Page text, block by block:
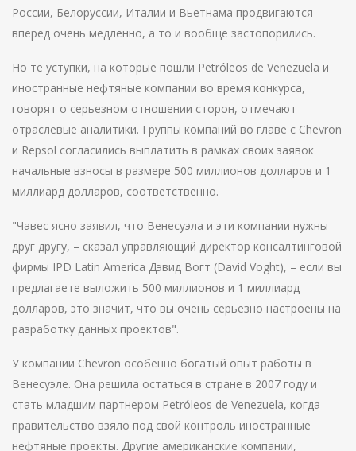
России, Белоруссии, Италии и Вьетнама продвигаются
вперед очень медленно, а то и вообще застопорились.
Но те уступки, на которые пошли Petróleos de Venezuela и
иностранные нефтяные компании во время конкурса,
говорят о серьезном отношении сторон, отмечают
отраслевые аналитики. Группы компаний во главе с Chevron
и Repsol согласились выплатить в рамках своих заявок
начальные взносы в размере 500 миллионов долларов и 1
миллиард долларов, соответственно.
"Чавес ясно заявил, что Венесуэла и эти компании нужны
друг другу, – сказал управляющий директор консалтинговой
фирмы IPD Latin America Дэвид Вогт (David Voght), – если вы
предлагаете выложить 500 миллионов и 1 миллиард
долларов, это значит, что вы очень серьезно настроены на
разработку данных проектов".
У компании Chevron особенно богатый опыт работы в
Венесуэле. Она решила остаться в стране в 2007 году и
стать младшим партнером Petróleos de Venezuela, когда
правительство взяло под свой контроль иностранные
нефтяные проекты. Другие американские компании,